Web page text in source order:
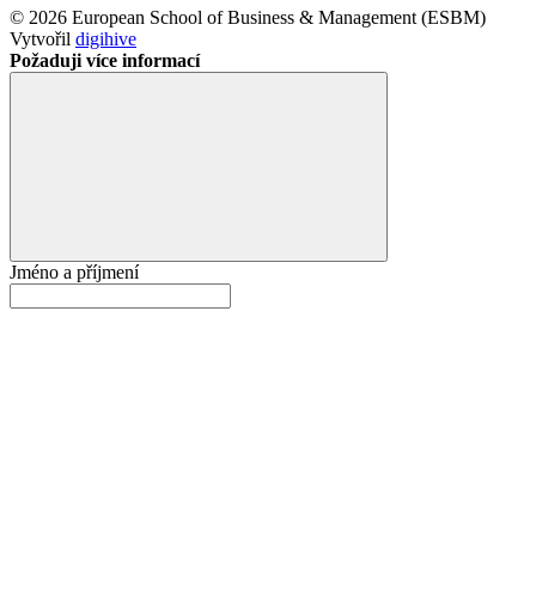
© 2026 European School of Business & Management (ESBM)
Vytvořil digihive
Požaduji více informací
Jméno a příjmení